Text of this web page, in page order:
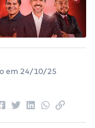
em 24/10/25